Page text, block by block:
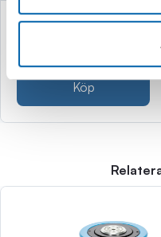
749 kr
Köp